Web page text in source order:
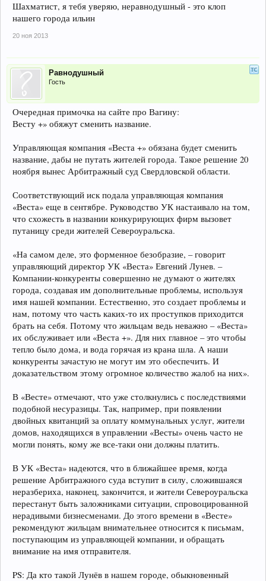
Шахматист, я тебя уверяю, неравнодушный - это клоп
нашего города ильин
20 ноя 2013
Равнодушный
Гость
Очередная примочка на сайте про Вагину:
Весту +» обяжут сменить название.
Управляющая компания «Веста +» обязана будет сменить
название, дабы не путать жителей города. Такое решение 20
ноября вынес Арбитражный суд Свердловской области.
Соответствующий иск подала управляющая компания
«Веста» еще в сентябре. Руководство УК настаивало на том,
что схожесть в названии конкурирующих фирм вызовет
путаницу среди жителей Североуральска.
«На самом деле, это форменное безобразие, – говорит
управляющий директор УК «Веста» Евгений Лунев. –
Компании-конкуренты совершенно не думают о жителях
города, создавая им дополнительные проблемы, используя
имя нашей компании. Естественно, это создает проблемы и
нам, потому что часть каких-то их проступков приходится
брать на себя. Потому что жильцам ведь неважно – «Веста»
их обслуживает или «Веста +». Для них главное – это чтобы
тепло было дома, и вода горячая из крана шла. А наши
конкуренты зачастую не могут им это обеспечить. И
доказательством этому огромное количество жалоб на них».
В «Весте» отмечают, что уже столкнулись с последствиями
подобной несуразицы. Так, например, при появлении
двойных квитанций за оплату коммунальных услуг, жители
домов, находящихся в управлении «Весты» очень часто не
могли понять, кому же все-таки они должны платить.
В УК «Веста» надеются, что в ближайшее время, когда
решение Арбитражного суда вступит в силу, сложившаяся
неразбериха, наконец, закончится, и жители Североуральска
перестанут быть заложниками ситуации, спровоцированной
нерадивыми бизнесменами. До этого времени в «Весте»
рекомендуют жильцам внимательнее относится к письмам,
поступающим из управляющей компании, и обращать
внимание на имя отправителя.
PS: Да кто такой Лунёв в нашем городе, обыкновенный